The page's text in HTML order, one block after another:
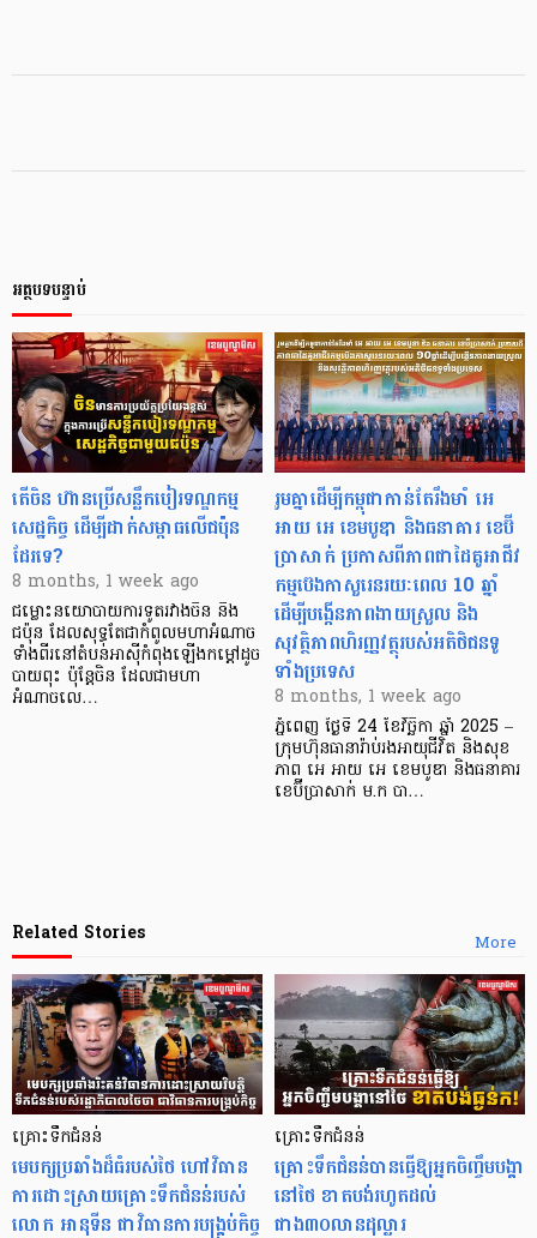
អត្ថបទបន្ទាប់
តើចិន ហ៊ានប្រើសន្លឹកបៀរទណ្ឌកម្ម
សេដ្ឋកិច្ច ដើម្បីដាក់សម្ពាធលើជប៉ុន
ដែរទេ?
8 months, 1 week ago
ជម្លោះនយោបាយការទូតរវាងចិន និង
ជប៉ុន ដែលសុទ្ធតែជាកំពូលមហាអំណាច
ទាំងពីរនៅតំបន់អាស៊ីកំពុងឡើងកម្ដៅដូច
បាយពុះ ប៉ុន្តែចិន ដែលជាមហា
អំណាចលេ…
រួមគ្នាដើម្បីកម្ពុជាកាន់តែរឹងមាំ អេ
អាយ អេ ខេមបូឌា និងធនាគារ ខេប៊ី
ប្រាសាក់ ប្រកាសពីភាពជាដៃគូអាជីវ
កម្មប៊េងកាសួរេនរយៈពេល 10 ឆ្នាំ
ដើម្បីបង្កើនភាពងាយស្រួល និង
សុវត្ថិភាពហិរញ្ញវត្ថុរបស់អតិថិជនទូ
ទាំងប្រទេស
8 months, 1 week ago
ភ្នំពេញ ថ្ងៃទី 24 ខែវិច្ឆិកា ឆ្នាំ 2025 –
ក្រុមហ៊ុនធានារ៉ាប់រងអាយុជីវិត និងសុខ
ភាព អេ អាយ អេ ខេមបូឌា និងធនាគារ
ខេប៊ីប្រាសាក់ ម.ក បា…
More
Related Stories
គ្រោះទឹកជំនន់
មេបក្សប្រឆាំងដ៏ធំរបស់ថៃ ហៅវិធាន
ការដោះស្រាយគ្រោះទឹកជំនន់របស់
លោក អានុទីន ជាវិធានការបង្គ្រប់កិច្ច
គ្រោះទឹកជំនន់
គ្រោះទឹកជំនន់បានធ្វើឱ្យអ្នកចិញ្ចឹមបង្គា
នៅថៃ ខាតបង់រហូតដល់
ជាង៣០លានដុល្លារ